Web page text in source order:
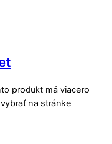
produkt má viacero
na stránke